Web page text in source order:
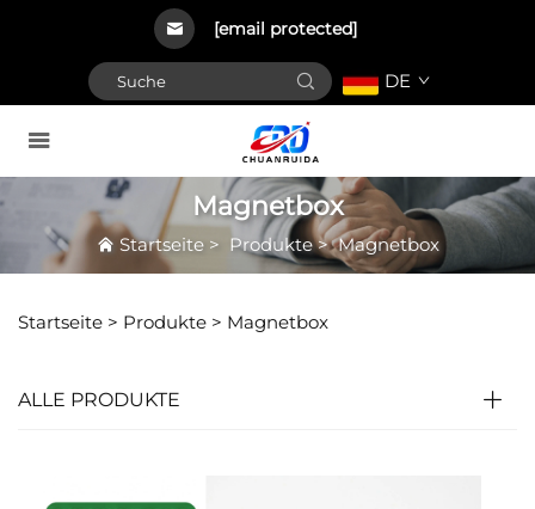
[email protected]
DE
Magnetbox
Startseite> Produkte>Magnetbox
Startseite > Produkte > Magnetbox
ALLE PRODUKTE